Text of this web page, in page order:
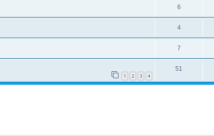
6
4
7
1 2 3 4
51